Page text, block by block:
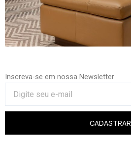
Inscreva-se em nossa Newsletter
CADASTRAR